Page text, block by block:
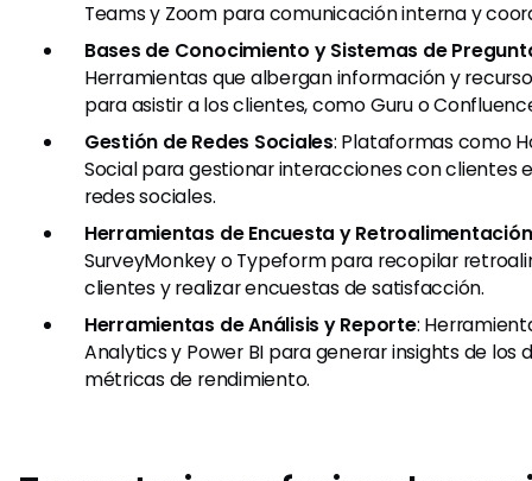
Teams y Zoom para comunicación interna y
Bases de Conocimiento y Sistemas de
Herramientas que albergan información y
para asistir a los clientes, como Guru o
Gestión de Redes Sociales: Plataformas como
Social para gestionar interacciones con clientes
redes sociales.
Herramientas de Encuesta y Retroalimentación
SurveyMonkey o Typeform para recopilar
clientes y realizar encuestas de satisfacción.
Herramientas de Análisis y Reporte:
Analytics y Power BI para generar insights de los
métricas de rendimiento.